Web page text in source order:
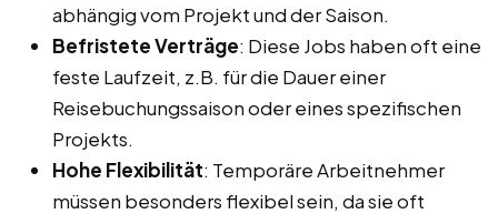
abhängig vom Projekt und der Saison.
Befristete Verträge: Diese Jobs haben oft eine
feste Laufzeit, z.B. für die Dauer einer
Reisebuchungssaison oder eines spezifischen
Projekts.
Hohe Flexibilität: Temporäre Arbeitnehmer
müssen besonders flexibel sein, da sie oft